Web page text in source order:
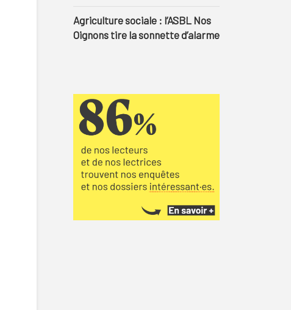
Agriculture sociale : l’ASBL Nos
Oignons tire la sonnette d’alarme